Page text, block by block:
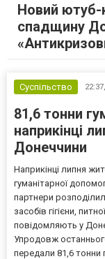
Новий ютуб-
спадщину
Суспільство 22:37,
81,6 тонни
наприкінці
Донеччини
Наприкінці липня
гуманітарної
партнери
засобів гігієни,
повідомляють у
Упродовж
передали 81,6 тонни